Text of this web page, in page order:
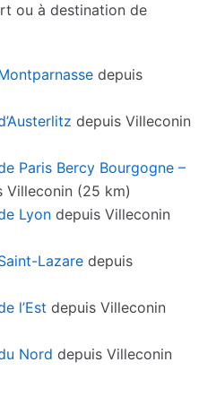
ou à destination de
depuis
depuis Villeconin
Paris Bercy Bourgogne –
Villeconin (25 km)
Lyon depuis Villeconin
Lazare depuis
l’Est depuis Villeconin
Nord depuis Villeconin